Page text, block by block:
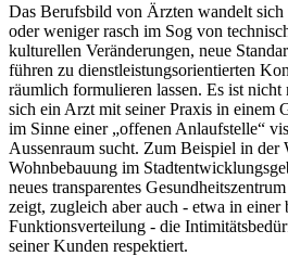
Das Berufsbild von Ärzten wandelt
oder weniger rasch im Sog von
kulturellen Veränderungen, neue
führen zu dienstleistungsorientierten
räumlich formulieren lassen. Es ist
sich ein Arzt mit seiner Praxis in einem
im Sinne einer „offenen Anlaufstelle“
Aussenraum sucht. Zum Beispiel in der
Wohnbebauung im
neues transparentes
zeigt, zugleich aber auch - etwa in einer
Funktionsverteilung - die
seiner Kunden respektiert.